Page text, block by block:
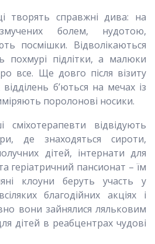
творять справжні дива: на
болем, нудотою,
посмішки. Відволікаються
похмурі підлітки, а малюки
все. Ще довго після візиту
б’ються на мечах із
поролонові носики.
сміхотерапевти відвідують
де знаходяться сироти,
дітей, інтернати для
геріатричний пансионат – їм
клоуни беруть участь у
благодійних акціях і
вони зайнялися ляльковим
дітей в реабцентрах чудові